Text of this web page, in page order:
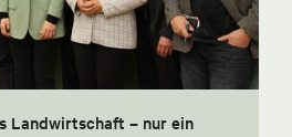
Landwirtschaft – nur ein